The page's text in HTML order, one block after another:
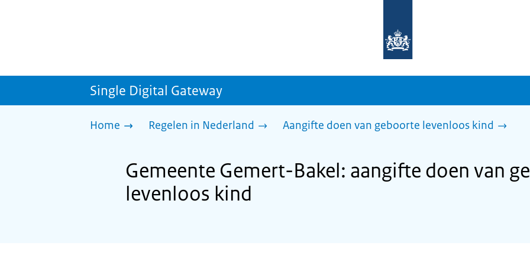
homepage
sdg.rijksoverheid.nl
Single Digital Gateway
Home Regelen in Nederland Aangifte doen van geboorte levenloos kind
Gemeente Gemert-Bakel: aangifte doen van
levenloos kind